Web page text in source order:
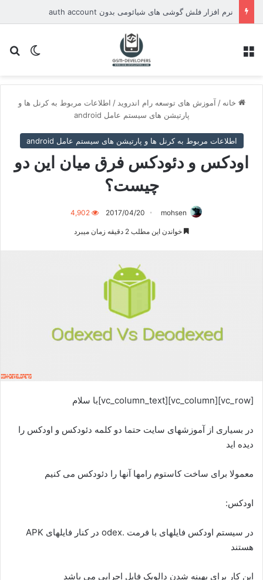
نرم افزار فلش گوشی های شیائومی بدون auth account
تغییر
خانه / آموزش های توسعه رام اندروید / اطلاعات مربوط به کرنل ها و
پارتیشن های سیستم عامل android
اطلاعات مربوط به کرنل ها و پارتیشن های سیستم عامل android
اودکس و دئودکس فرق میان این دو
چیست؟
mohsen
2017/04/20
4,902
خواندن این مطلب 2 دقیقه زمان میبرد
[vc_row][vc_column][vc_column_text]با سلام
در بسیاری از آموزشهای سایت حتما دو کلمه دئودکس و اودکس را
دیده اید
معمولا برای ساخت کاستوم رامها آنها را دئودکس می کنیم
اودکس:
در سیستم اودکس فایلهای با فرمت .odex در کنار فایلهای APK
هستند
این کار برای بهینه شدن دالویک فایل اجرایی می باشد